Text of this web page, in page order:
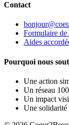
Contact
Formulaire de
Aides
Pourquoi nous
Une action
Un réseau
Un impact
Une solidarité